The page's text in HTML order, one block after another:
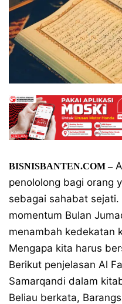
BISNISBANTEN.COM –
penololong bagi orang
sebagai sahabat
momentum Bulan
menambah kedekatan
Mengapa kita harus
Berikut penjelasan Al
Samarqandi dalam
Beliau berkata,